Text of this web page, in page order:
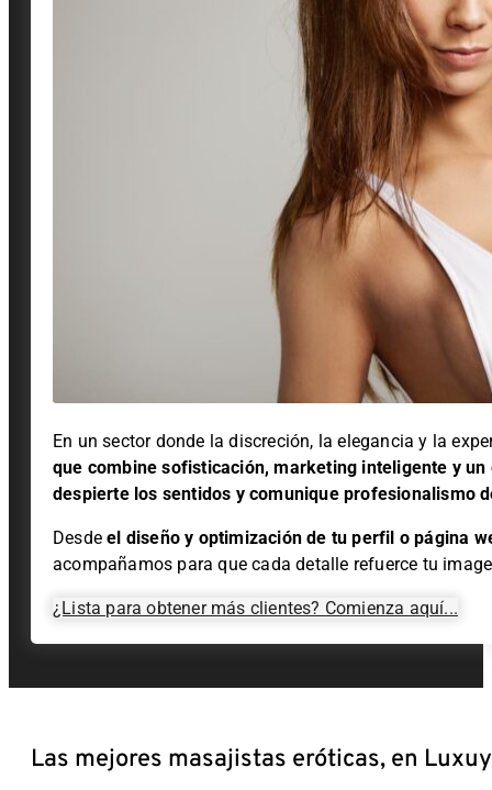
En un sector donde la discreción, la elegancia y la
que combine sofisticación, marketing inteligente y
despierte los sentidos y comunique profesionalismo
Desdeel diseño y optimización de tu perfil o página
acompañamos para que cada detalle refuerce tu
¿Lista para obtener más clientes? Comienza aquí...
Las mejores masajistas eróticas, en